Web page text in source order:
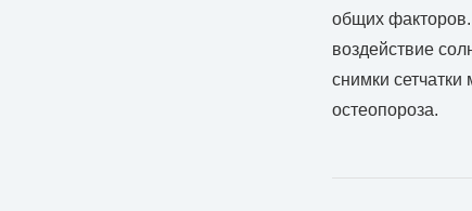
общих факторов.
воздействие
снимки сетчатки
остеопороза.